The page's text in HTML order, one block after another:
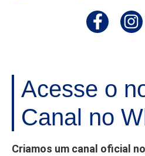
Acesse o
Canal no
Criamos um canal oficial